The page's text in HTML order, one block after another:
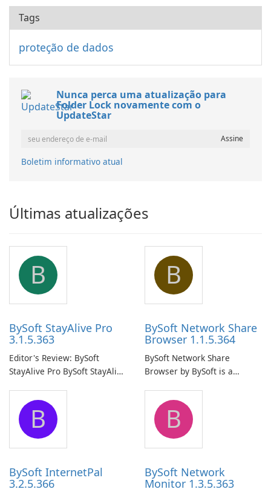
Tags
proteção de dados
Nunca perca uma atualização para
Folder Lock novamente com o
UpdateStar
Boletim informativo atual
Últimas atualizações
B
BySoft StayAlive Pro
3.1.5.363
Editor's Review: BySoft
StayAlive Pro BySoft StayAlive
application designed to
ensure the continuous and
uninterrupted operation of
your computer system.
B
BySoft Network Share
Browser 1.1.5.364
BySoft Network Share
Browser by BySoft is a
application that allows users
to easily browse and manage
shared folders on their
network.
B
BySoft InternetPal
3.2.5.366
B
BySoft Network
Monitor 1.3.5.363